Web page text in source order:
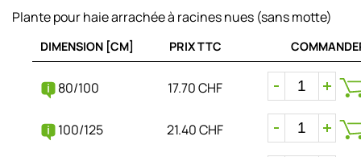
Plante pour haie arrachée à racines nues (sans motte)
DIMENSION [CM] PRIX TTC
80/100 17.70 CHF
100/125 21.40 CHF